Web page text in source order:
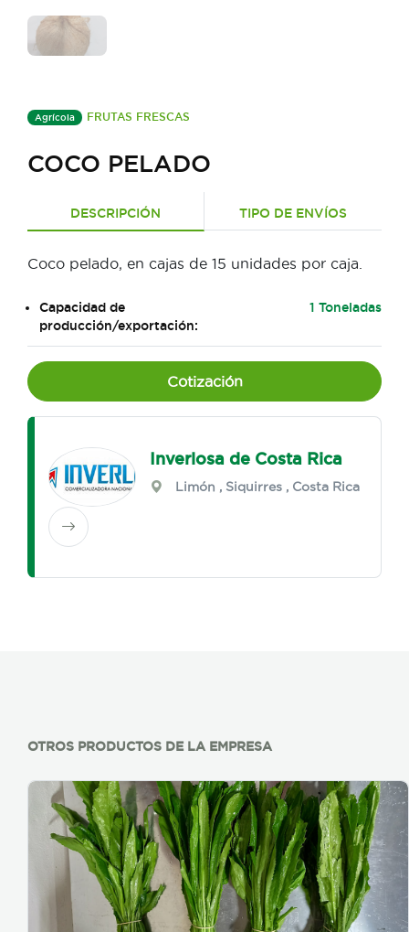
Agrícola FRUTAS FRESCAS
COCO PELADO
DESCRIPCIÓN TIPO DE ENVÍOS
Coco pelado, en cajas de 15 unidades por caja.
Capacidad de
producción/exportación:
1 Toneladas
Cotización
Inverlosa de Costa Rica
Limón , Siquirres , Costa Rica
OTROS PRODUCTOS DE LA EMPRESA